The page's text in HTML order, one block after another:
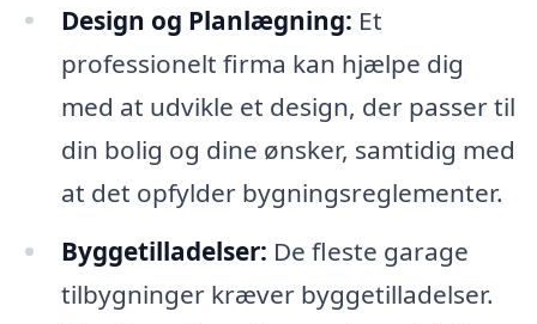
Design og Planlægning: Et
professionelt firma kan hjælpe dig
med at udvikle et design, der passer til
din bolig og dine ønsker, samtidig med
at det opfylder bygningsreglementer.
Byggetilladelser: De fleste garage
tilbygninger kræver byggetilladelser.